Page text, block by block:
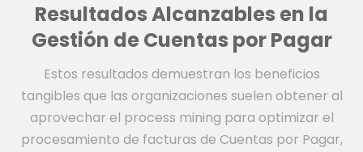
Resultados Alcanzables en la
Gestión de Cuentas por Pagar
Estos resultados demuestran los beneficios
tangibles que las organizaciones suelen obtener al
aprovechar el process mining para optimizar el
procesamiento de facturas de Cuentas por Pagar,